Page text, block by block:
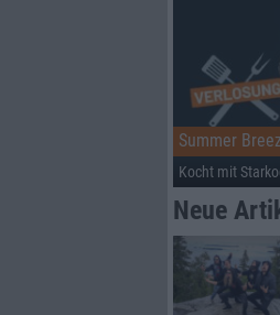
Summer
Kocht mit
Neue